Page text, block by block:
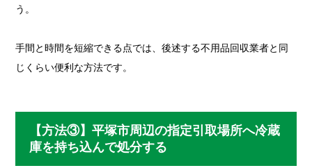
う。
手間と時間を短縮できる点では、後述する不用品回収業者と同
じくらい便利な方法です。
【方法③】平塚市周辺の指定引取場所へ冷蔵
庫を持ち込んで処分する